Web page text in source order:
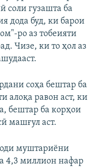
соли гузашта ба
дода буд, ки барои
ро аз тобеияти
Чизе, ки то ҳол аз
соҳа бештар ба
алоқа равон аст, ки
бештар ба корҳои
машғул аст.
муштариёни
4,3 миллион нафар